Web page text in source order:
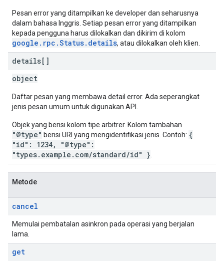
Pesan error yang ditampilkan ke developer dan seharusnya
dalam bahasa Inggris. Setiap pesan error yang ditampilkan
kepada pengguna harus dilokalkan dan dikirim di kolom
google.rpc.Status.details, atau dilokalkan oleh klien.
details[]
object
Daftar pesan yang membawa detail error. Ada seperangkat
jenis pesan umum untuk digunakan API.
Objek yang berisi kolom tipe arbitrer. Kolom tambahan
"@type" berisi URI yang mengidentifikasi jenis. Contoh: {
"id": 1234, "@type":
"types.example.com/standard/id" }
Metode
cancel
Memulai pembatalan asinkron pada operasi yang berjalan
lama.
get